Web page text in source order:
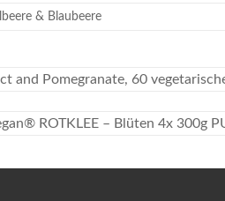
& Blaubeere
and Pomegranate, 60
ROTKLEE – Blüten 4x 300g